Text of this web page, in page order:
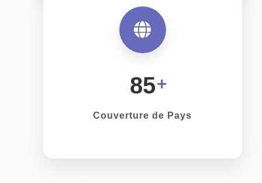
85
Couverture de Pays
En coordonnant avec plus de 1 000
collègues à travers plus de 50 bureaux et
porte-à-porte fluides vers plus de 85 pays